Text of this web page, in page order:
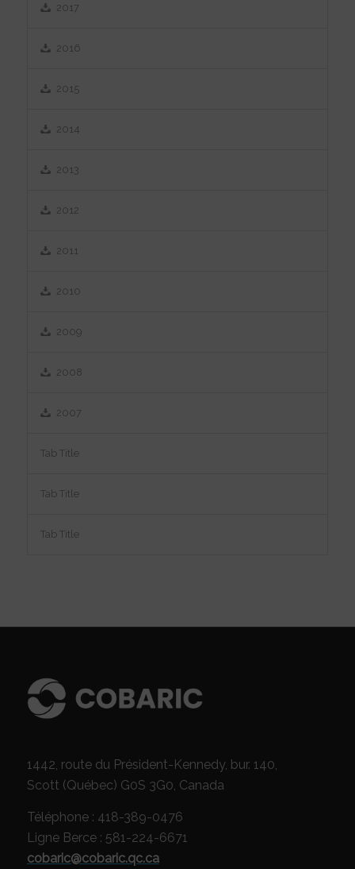
2017
2016
2015
2014
2013
2012
2011
2010
2009
2008
2007
Tab Title
Tab Title
Tab Title
1442, route du Président-Kennedy, bur. 140,
Scott (Québec) G0S 3G0, Canada
Téléphone : 418-389-0476
Ligne Berce : 581-224-6671
cobaric@cobaric.qc.ca